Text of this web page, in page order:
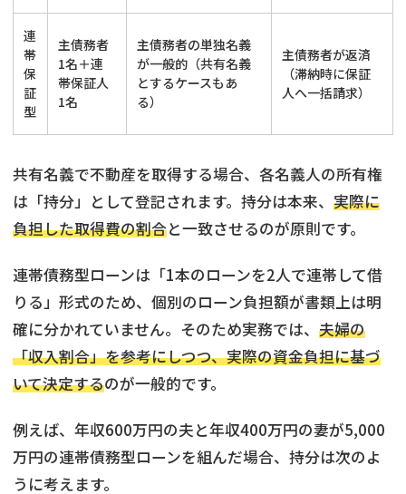
連
帯
保
証
型
主債務者
1名＋連
帯保証人
1名
主債務者の単独名義
が一般的（共有名義
とするケースもあ
る）
主債務者が返済
（滞納時に保証
人へ一括請求）
共有名義で不動産を取得する場合、各名義人の所有権
は「持分」として登記されます。持分は本来、 実際に
負担した取得費の割合と一致させるのが原則です。
連帯債務型ローンは「1本のローンを2人で連帯して借
りる」形式のため、個別のローン負担額が書類上は明
確に分かれていません。そのため実務では、 夫婦の
「収入割合」を参考にしつつ、実際の資金負担に基づ
いて決定するのが一般的です。
例えば、年収600万円の夫と年収400万円の妻が5,000
万円の連帯債務型ローンを組んだ場合、持分は次のよ
うに考えます。